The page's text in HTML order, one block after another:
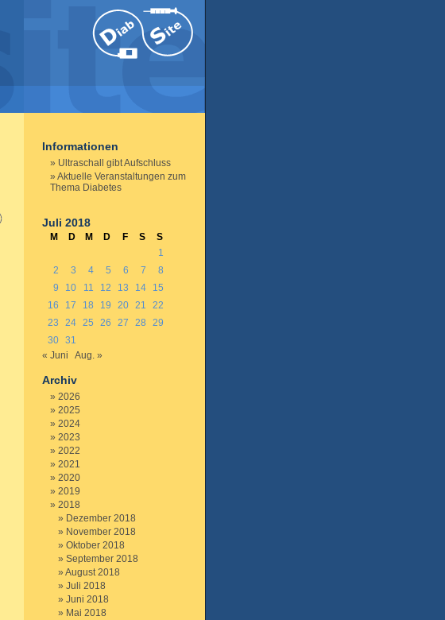
Informationen
Ultraschall gibt Aufschluss
Aktuelle Veranstaltungen zum
Thema Diabetes
Juli 2018
M D M D F S
S
1
2
3 4 5 6 7
8
9
10 11 12 13 14
15
16
17 18 19 20 21
22
23
24 25 26 27 28
29
30 31
« Juni
Aug. »
Archiv
2026
2025
2024
2023
2022
2021
2020
2019
2018
Dezember 2018
November 2018
Oktober 2018
September 2018
August 2018
Juli 2018
Juni 2018
Mai 2018